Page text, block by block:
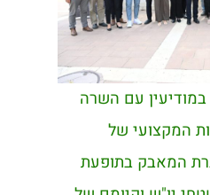
עם השרה
המקצועי של
המאבק בתופעת